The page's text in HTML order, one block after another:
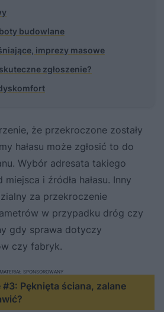
budowlane
imprezy masowe
zgłoszenie?
że przekroczone zostały
hałasu może zgłosić to do
Wybór adresata takiego
i źródła hałasu. Inny
za przekroczenie
w przypadku dróg czy
gdy sprawa dotyczy
czy fabryk.
Pęknięta ściana, zalane
MATERIAŁ SPONSOROWANY